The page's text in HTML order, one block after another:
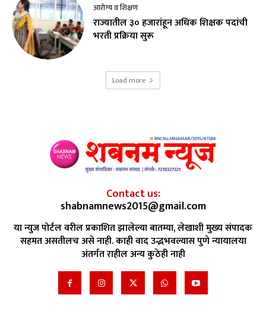
आरोग्य व शिक्षण
राज्यातील ३० हजारांहून अधिक शिक्षक पदांची
भरती प्रक्रिया सुरू
Load more
Contact us:
shabnamnews2015@gmail.com
या न्युज पोर्टल वरील प्रकाशित झालेल्या बातम्या, लेखाशी मुख्य संपादक
सहमत असतीलच असे नाही. काही वाद उद्भभवल्यास पुणे न्यायालया
अंतर्गत राहील अन्य कुठेही नाही